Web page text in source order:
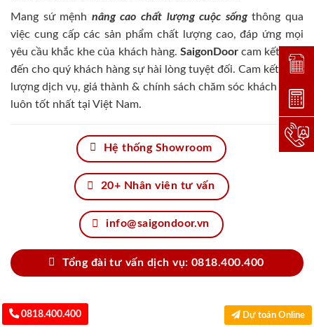
Mang sứ mệnh nâng cao chất lượng cuộc sốngthông qua
việc cung cấp các sản phẩm chất lượng cao, đáp ứng mọi
yêu cầu khắc khe của khách hàng. SaigonDoorcam kết đem
đến cho quý khách hàng sự hài lòng tuyệt đối. Cam kết chất
lượng dịch vụ, giá thành & chính sách chăm sóc khách hàng
luôn tốt nhất tại Việt Nam.
Hệ thống Showroom
20+ Nhân viên tư vấn
info@saigondoor.vn
Tổng đài tư vấn dịch vụ: 0818.400.400
0818.400.400 Dự toán Online
Đặt
Dự